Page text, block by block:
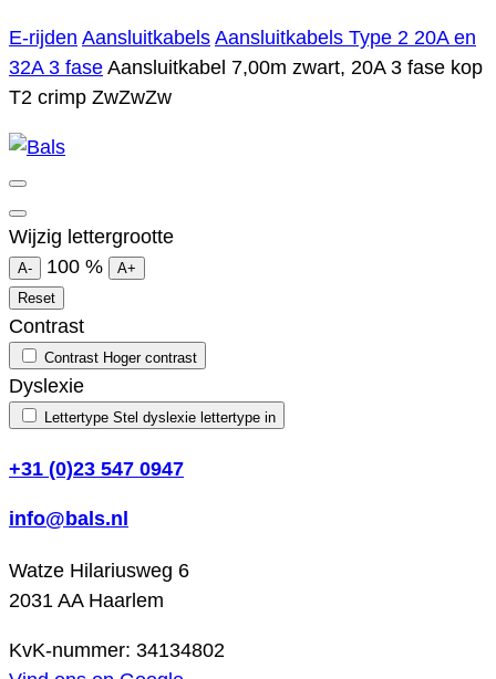
E-rijden Aansluitkabels Aansluitkabels Type 2 20A en
32A 3 fase Aansluitkabel 7,00m zwart, 20A 3 fase kop
T2 crimp ZwZwZw
Wijzig lettergrootte
A- 100 %
A+
Reset
Contrast
Contrast Hoger contrast
Dyslexie
Lettertype Stel dyslexie lettertype in
+31 (0)23 547 0947
info@bals.nl
Watze Hilariusweg 6
2031 AA Haarlem
KvK-nummer: 34134802